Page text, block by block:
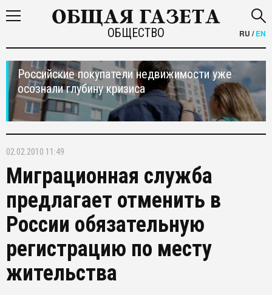
ОБЩЕСТВО RU /EN
Российские покупатели недвижимости уже
осознали глубину кризиса
02.02.2010 11:49
Миграционная служба
предлагает отменить в
России обязательную
регистрацию по месту
жительства